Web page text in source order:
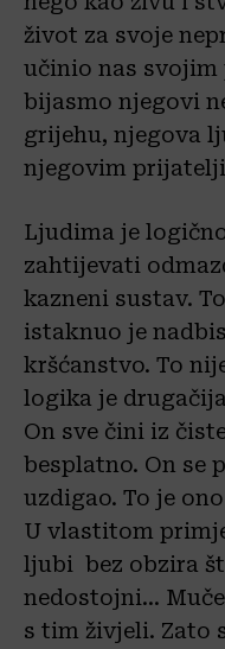
život za svoje
učinio nas
bijasmo njegovi
grijehu, njegova
njegovim
Ljudima je
zahtijevati
kazneni sustav.
istaknuo je
kršćanstvo. To
logika je
On sve čini iz
besplatno. On se
uzdigao. To je
U vlastitom
ljubi bez obzira
nedostojni…
s tim živjeli. Zato